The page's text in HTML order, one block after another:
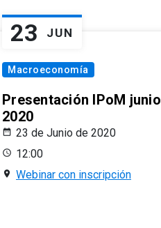
23 JUN
Macroeconomía
Presentación IPoM junio
2020
23 de Junio de 2020
12:00
Webinar con inscripción